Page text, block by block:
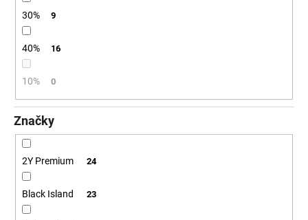
30% 9
40% 16
10% 0
Značky
2Y Premium 24
Black Island 23
m